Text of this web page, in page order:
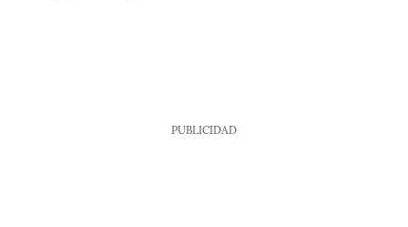
PUBLICIDAD